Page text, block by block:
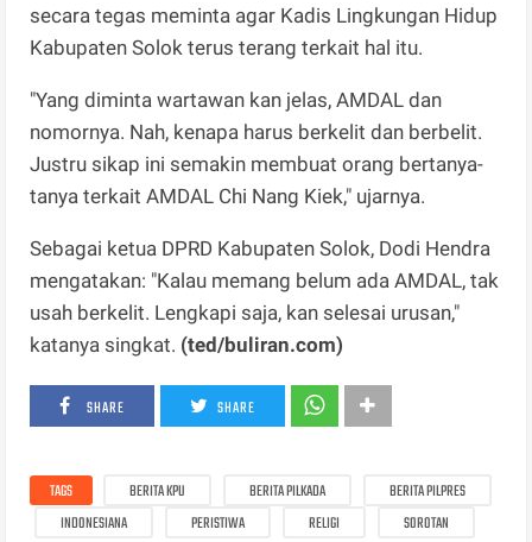
secara tegas meminta agar Kadis Lingkungan Hidup
Kabupaten Solok terus terang terkait hal itu.
"Yang diminta wartawan kan jelas, AMDAL dan
nomornya. Nah, kenapa harus berkelit dan berbelit.
Justru sikap ini semakin membuat orang bertanya-
tanya terkait AMDAL Chi Nang Kiek," ujarnya.
Sebagai ketua DPRD Kabupaten Solok, Dodi Hendra
mengatakan: "Kalau memang belum ada AMDAL, tak
usah berkelit. Lengkapi saja, kan selesai urusan,"
katanya singkat. (ted/buliran.com)
SHARE SHARE
TAGS BERITA KPU BERITA PILKADA
BERITA PILPRES
INDONESIANA
PERISTIWA RELIGI SOROTAN